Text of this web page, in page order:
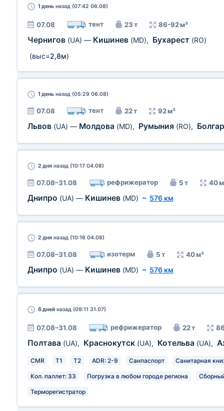
1 день назад (07:42 06.08)
07.08 тент 23 т 86-92 м³
Чернигов (UA) — Кишинев (MD), Бухарест (RO)
(выс=2,8м)
1 день назад (05:29 06.08)
07.08 тент 22 т 92 м³
Львов (UA) — Молдова (MD), Румыния (RO),
2 дня назад (10:17 04.08)
07.08–31.08 рефрижератор 5 т 40
Днипро (UA) — Кишинев (MD) ~ 576 км
2 дня назад (10:16 04.08)
07.08–31.08 изотерм 5 т 40 м³
Днипро (UA) — Кишинев (MD) ~ 576 км
6 дней назад (09:11 31.07)
07.08–31.08 рефрижератор 22 т
Полтава (UA), Краснокутск (UA), Котельва (UA),
CMR T1 T2 ADR: 2-9 Санпаспорт Санитарная
Кол. паллет: 33 Погрузка в любом городе региона
Терморегистратор